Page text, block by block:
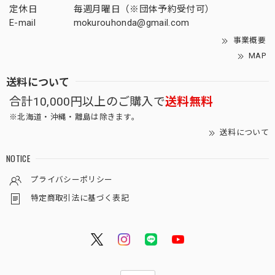
定休日
毎週月曜日（※団体予約受付可）
E-mail
mokurouhonda@gmail.com
事業概要
MAP
送料について
合計10,000円以上のご購入で送料無料
※北海道・沖縄・離島は除きます。
送料について
NOTICE
プライバシーポリシー
特定商取引法に基づく表記